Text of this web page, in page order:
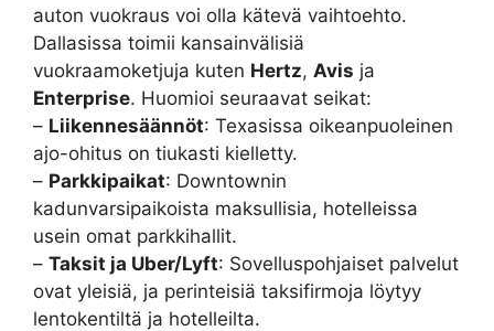
auton vuokraus voi olla kätevä vaihtoehto.
Dallasissa toimii kansainvälisiä
vuokraamoketjuja kuten Hertz, Avis ja
Enterprise. Huomioi seuraavat seikat:
– Liikennesäännöt: Texasissa oikeanpuoleinen
ajo-ohitus on tiukasti kielletty.
– Parkkipaikat: Downtownin
kadunvarsipaikoista maksullisia, hotelleissa
usein omat parkkihallit.
– Taksit ja Uber/Lyft: Sovelluspohjaiset palvelut
ovat yleisiä, ja perinteisiä taksifirmoja löytyy
lentokentiltä ja hotelleilta.